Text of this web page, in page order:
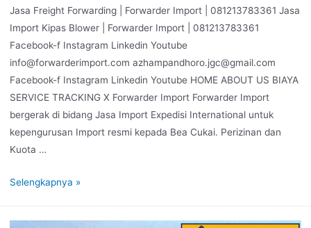
Jasa Freight Forwarding | Forwarder Import | 081213783361 Jasa
Import Kipas Blower | Forwarder Import | 081213783361
Facebook-f Instagram Linkedin Youtube
info@forwarderimport.com azhampandhoro.jgc@gmail.com
Facebook-f Instagram Linkedin Youtube HOME ABOUT US BIAYA
SERVICE TRACKING X Forwarder Import Forwarder Import
bergerak di bidang Jasa Import Expedisi International untuk
kepengurusan Import resmi kepada Bea Cukai. Perizinan dan
Kuota …
Selengkapnya »